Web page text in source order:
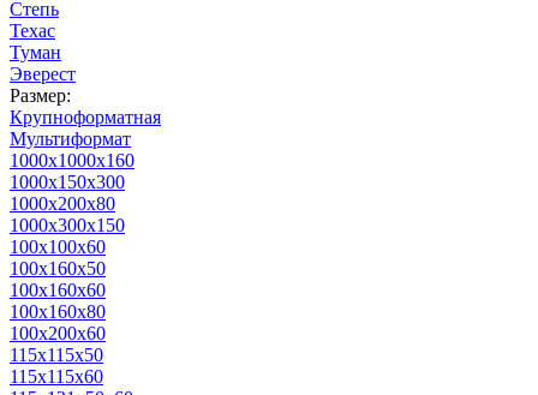
Степь
Техас
Туман
Эверест
Размер:
Крупноформатная
Мультиформат
1000х1000х160
1000х150х300
1000х200х80
1000х300х150
100х100х60
100х160х50
100х160х60
100х160х80
100х200х60
115х115х50
115х115х60